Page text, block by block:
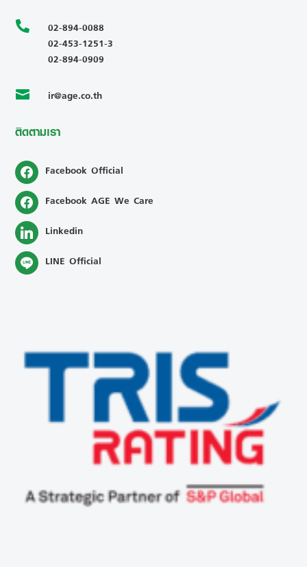

02-894-0088
02-453-1251-3
02-894-0909
 ir@age.co.th
ติดตามเรา
Facebook Official
Facebook AGE We Care
Linkedin
LINE Official